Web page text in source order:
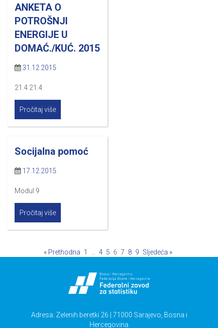
ANKETA O
POTROŠNJI
ENERGIJE U
DOMAĆ./KUĆ. 2015
31.12.2015
21.4 21.4
Pročitaj više
Socijalna pomoć
17.12.2015
Modul 9
Pročitaj više
« Prethodna 1 4 5 6 7 8 9 Sljedeća »
Adresa: Zelenih beretki 26 | 71000 Sarajevo, Bosna i
Hercegovina